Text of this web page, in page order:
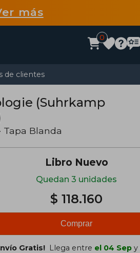
más
0
de clientes
(Suhrkamp
· Tapa Blanda
Libro Nuevo
Quedan 3 unidades
$ 118.160
Comprar
Gratis! Llega entre el 04 Sep y